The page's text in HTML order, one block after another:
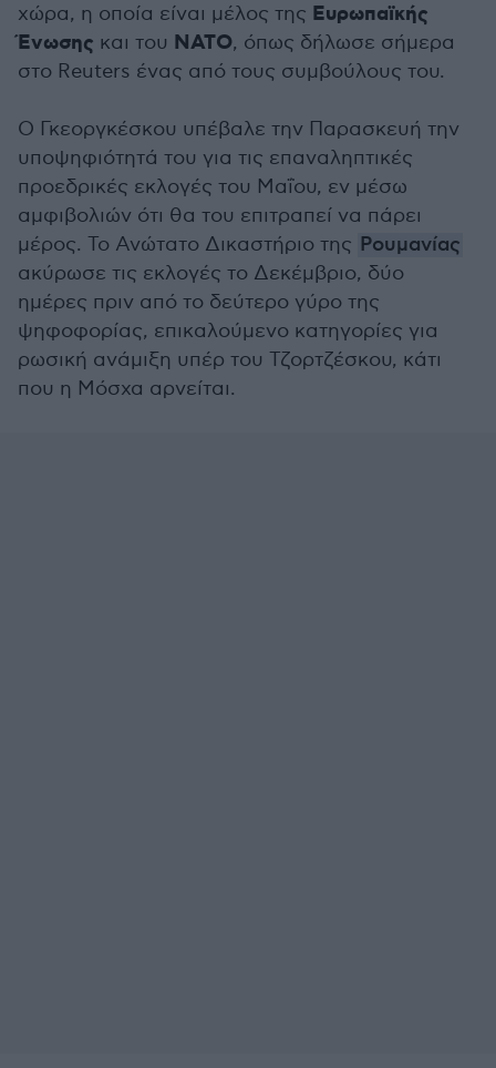
χώρα, η οποία είναι μέλος της Ευρωπαϊκής
Ένωσης και του ΝΑΤΟ, όπως δήλωσε σήμερα
στο Reuters ένας από τους συμβούλους του.
Ο Γκεοργκέσκου υπέβαλε την Παρασκευή την
υποψηφιότητά του για τις επαναληπτικές
προεδρικές εκλογές του Μαΐου, εν μέσω
αμφιβολιών ότι θα του επιτραπεί να πάρει
μέρος. Το Ανώτατο Δικαστήριο της Ρουμανίας
ακύρωσε τις εκλογές το Δεκέμβριο, δύο
ημέρες πριν από το δεύτερο γύρο της
ψηφοφορίας, επικαλούμενο κατηγορίες για
ρωσική ανάμιξη υπέρ του Τζορτζέσκου, κάτι
που η Μόσχα αρνείται.